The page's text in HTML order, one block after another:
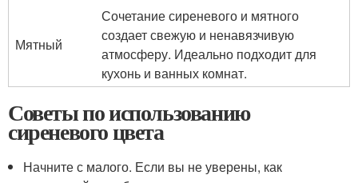
Мятный
Сочетание сиреневого и мятного
создает свежую и ненавязчивую
атмосферу. Идеально подходит для
кухонь и ванных комнат.
Советы по использованию
сиреневого цвета
Начните с малого. Если вы не уверены, как